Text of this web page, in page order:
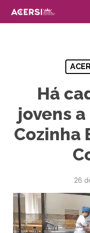
Há
jovens
Cozinha
26